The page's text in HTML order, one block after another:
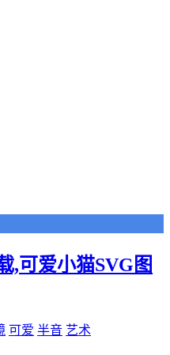
,可爱小猫SVG图
可爱 半音 艺术